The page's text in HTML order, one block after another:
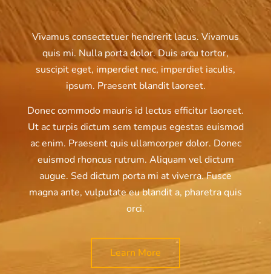
Vivamus consectetuer hendrerit lacus. Vivamus
quis mi. Nulla porta dolor. Duis arcu tortor,
suscipit eget, imperdiet nec, imperdiet iaculis,
ipsum. Praesent blandit laoreet.
Donec commodo mauris id lectus efficitur laoreet.
Ut ac turpis dictum sem tempus egestas euismod
ac enim. Praesent quis ullamcorper dolor. Donec
euismod rhoncus rutrum. Aliquam vel dictum
augue. Sed dictum porta mi at viverra. Fusce
magna ante, vulputate eu blandit a, pharetra quis
orci.
Learn More